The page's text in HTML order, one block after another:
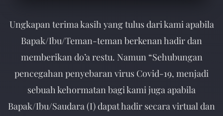
Ungkapan terima kasih yang tulus dari kami apabila
Bapak/Ibu/Teman-teman berkenan hadir dan
memberikan do’a restu. Namun “Sehubungan
pencegahan penyebaran virus Covid-19, menjadi
sebuah kehormatan bagi kami juga apabila
Bapak/Ibu/Saudara (I) dapat hadir secara virtual dan